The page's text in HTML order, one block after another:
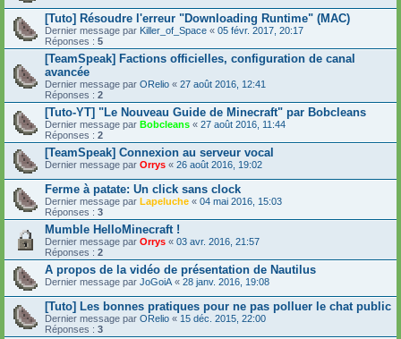
[Tuto] Résoudre l'erreur "Downloading Runtime" (MAC)
Dernier message par Killer_of_Space « 05 févr. 2017, 20:17
Réponses : 5
[TeamSpeak] Factions officielles, configuration de canal
avancée
Dernier message par ORelio « 27 août 2016, 12:41
Réponses : 2
[Tuto-YT] "Le Nouveau Guide de Minecraft" par Bobcleans
Dernier message par Bobcleans « 27 août 2016, 11:44
Réponses : 2
[TeamSpeak] Connexion au serveur vocal
Dernier message par Orrys « 26 août 2016, 19:02
Ferme à patate: Un click sans clock
Dernier message par Lapeluche « 04 mai 2016, 15:03
Réponses : 3
Mumble HelloMinecraft !
Dernier message par Orrys « 03 avr. 2016, 21:57
Réponses : 2
A propos de la vidéo de présentation de Nautilus
Dernier message par JoGoiA « 28 janv. 2016, 19:08
[Tuto] Les bonnes pratiques pour ne pas polluer le chat public
Dernier message par ORelio « 15 déc. 2015, 22:00
Réponses : 3